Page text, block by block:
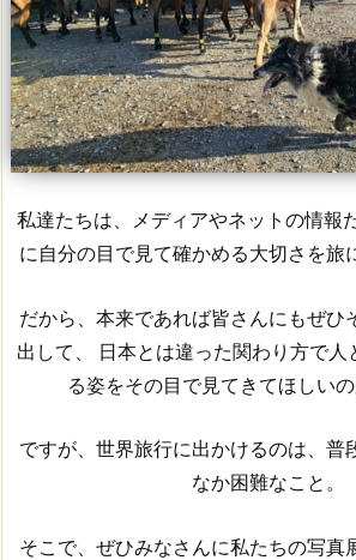
私達たちは、メディアやネットの情報
に自分の目で見て確かめる大切さを旅
だから、本来であれば皆さんにもぜひ
出して、 日本とは違った関わり方で人
る姿をその目で見てきてほしいの
ですが、世界旅行に出かけるのは、普
なか困難なこと。
そこで、ぜひみなさんに私たちの写真